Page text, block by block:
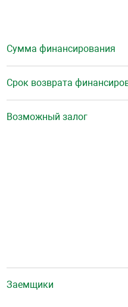
Сумма финансирования
Срок возврата
Возможный залог
Заемщики